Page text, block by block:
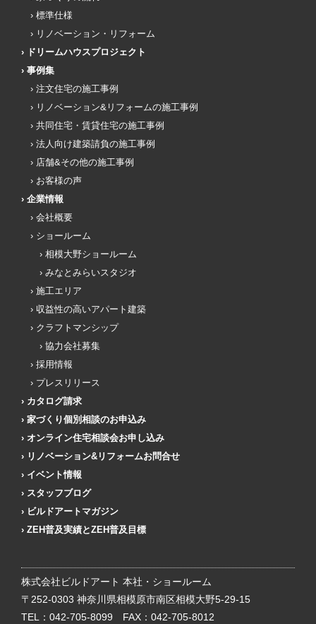
標準仕様
リノベーション・リフォーム
ドリームハウスプロジェクト
事例集
注文住宅の施工事例
リノベーション&リフォームの施工事例
共同住宅・賃貸住宅の施工事例
法人向け建築請負の施工事例
店舗&その他の施工事例
お客様の声
企業情報
会社概要
ショールーム
相模大野ショールーム
みなとみらいスタジオ
施工エリア
収益性の高いアパート建築
クラフトマンシップ
協力会社募集
採用情報
プレスリリース
カタログ請求
家づくり個別相談のお申込み
オンライン住宅相談会お申し込み
リノベーション&リフォームお問合せ
イベント情報
スタッフブログ
ビルドアートマガジン
ZEH普及実績とZEH普及目標
株式会社ビルドアート 本社・ショールーム
〒252-0303 神奈川県相模原市南区相模大野5-29-15
TEL： 042-705-8099 FAX：042-705-8012